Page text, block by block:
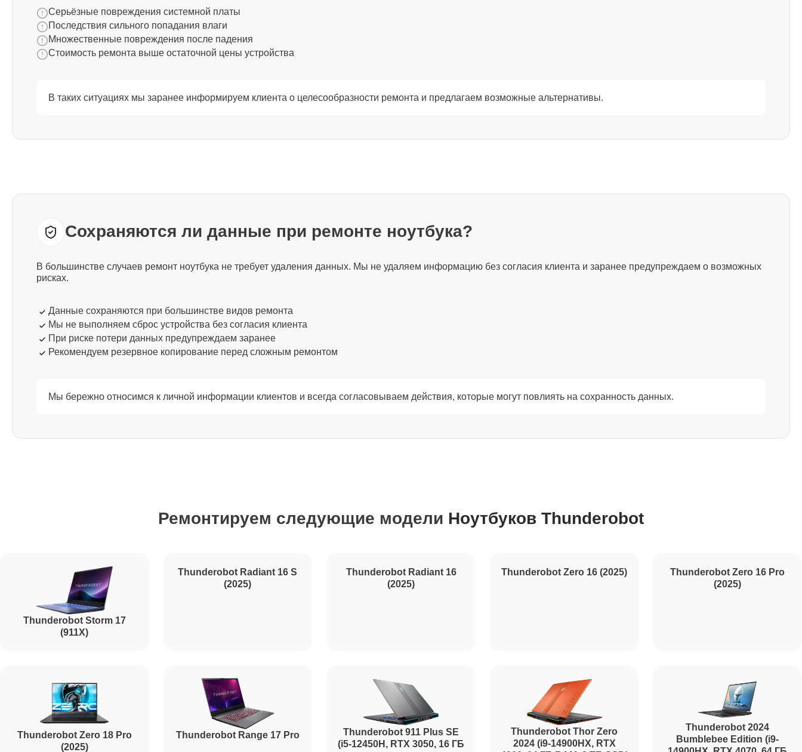
Ремонт USB порта Thunderobot
Ремонт тачпада Thunderobot
Ремонт звуковой карты Thunderobot 60 мин 1595
Ремонт микрофона Thunderobot 60 мин 2600
Thunderobot
Ремонт процессора Thunderobot 30 мин
Ремонт системы охлаждения
Ремонт термопасты Thunderobot
80 мин 1195
Ремонт клавиатуры Thunderobot
Ремонт HDMI Thunderobot 60 мин 1800
Серьёзные повреждения системной платы
Последствия сильного попадания влаги
Множественные повреждения после падения
Стоимость ремонта выше остаточной цены устройства
В таких ситуациях мы заранее информируем клиента о целесообразности ремонта и предлагаем возможные альтернативы.
Сохраняются ли данные при ремонте ноутбука?
В большинстве случаев ремонт ноутбука не требует удаления данных. Мы не удаляем информацию без согласия клиента и заранее предупреждаем о возможных
рисках.
Данные сохраняются при большинстве видов ремонта
Мы не выполняем сброс устройства без согласия клиента
При риске потери данных предупреждаем заранее
Рекомендуем резервное копирование перед сложным ремонтом
Мы бережно относимся к личной информации клиентов и всегда согласовываем действия, которые могут повлиять на сохранность данных.
Ремонтируем следующие модели Ноутбуков Thunderobot
Thunderobot Storm 17
(911X)
Thunderobot Radiant 16
(2025)
Thunderobot Zero 16 (2025)
Thunderobot Zero 18 Pro
(2025)
Thunderobot Range 17 Pro
Thunderobot 911 Plus SE
(i5-12450H, RTX 3050, 16 ГБ
Thunderobot Thor Zero
2024 (i9-14900HX, RTX
Thunderobot 2024
Bumblebee Edition (i9-